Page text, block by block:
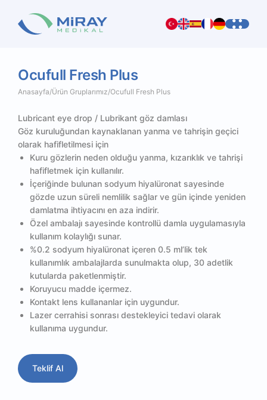
Ocufull Fresh Plus
Anasayfa/Ürün Gruplarımız/Ocufull Fresh Plus
Lubricant eye drop / Lubrikant göz damlası
Göz kuruluğundan kaynaklanan yanma ve tahrişin geçici
olarak hafifletilmesi için
Kuru gözlerin neden olduğu yanma, kızarıklık ve tahrişi
hafifletmek için kullanılır.
İçeriğinde bulunan sodyum hiyalüronat sayesinde
gözde uzun süreli nemlilik sağlar ve gün içinde yeniden
damlatma ihtiyacını en aza indirir.
Özel ambalajı sayesinde kontrollü damla uygulamasıyla
kullanım kolaylığı sunar.
%0.2 sodyum hiyalüronat içeren 0.5 ml’lik tek
kullanımlık ambalajlarda sunulmakta olup, 30 adetlik
kutularda paketlenmiştir.
Koruyucu madde içermez.
Kontakt lens kullananlar için uygundur.
Lazer cerrahisi sonrası destekleyici tedavi olarak
kullanıma uygundur.
Teklif Al